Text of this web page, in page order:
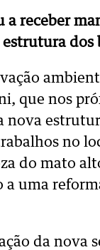
a receber
dos
que nos
nova
no
do mato
a uma
da nova